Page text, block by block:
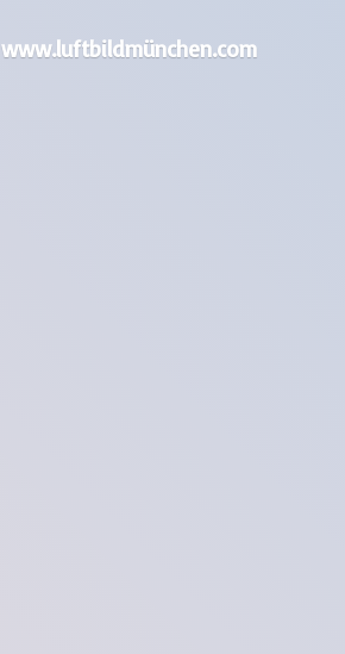
www.luftbildmünchen.com